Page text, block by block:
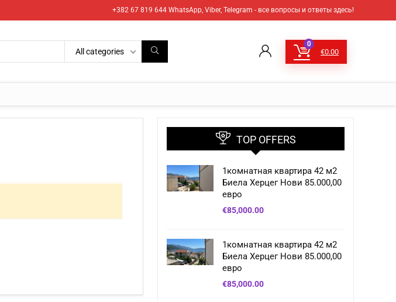
+382 67 819 644 WhatsApp, Viber, Telegram - все вопросы и ответы здесь!
All categories
0
€0.00
TOP OFFERS
1комнатная квартира 42 м2
Биела Херцег Нови 85.000,00
евро
€85,000.00
1комнатная квартира 42 м2
Биела Херцег Нови 85.000,00
евро
€85,000.00